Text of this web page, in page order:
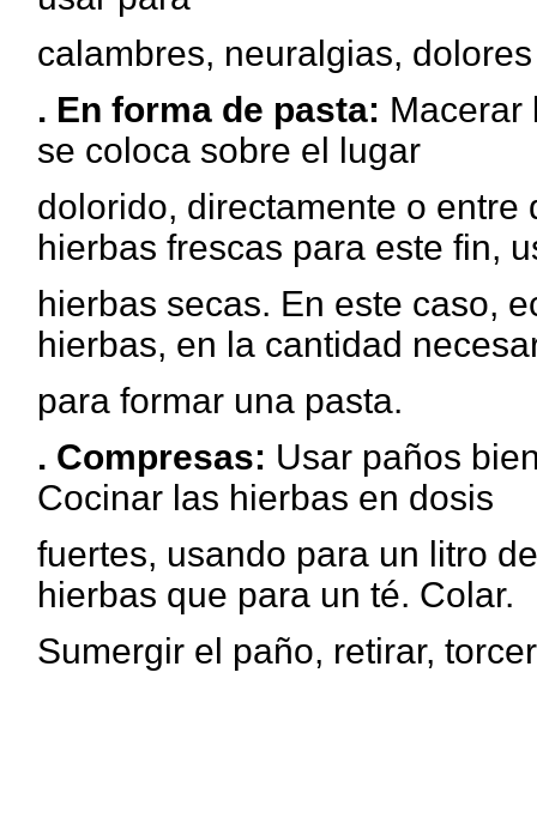
calambres, neuralgias,
. En forma de pasta: Macerar
se coloca sobre el lugar
dolorido, directamente o
hierbas frescas para este fin,
hierbas secas. En este caso,
hierbas, en la cantidad
para formar una pasta.
. Compresas: Usar paños
Cocinar las hierbas en dosis
fuertes, usando para un litro
hierbas que para un té. Colar.
Sumergir el paño, retirar,